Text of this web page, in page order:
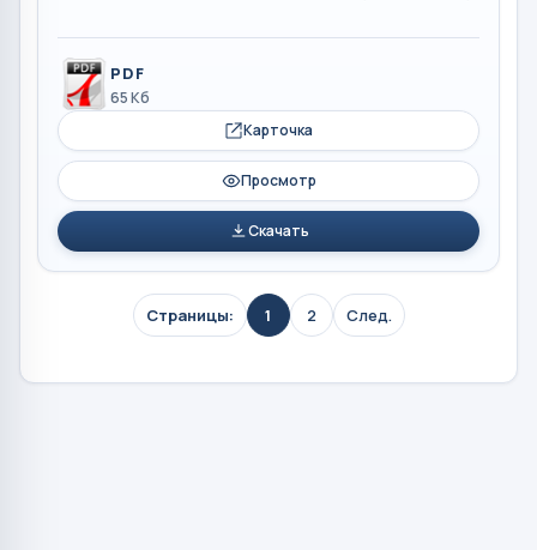
PDF
65 Кб
Карточка
Просмотр
Скачать
Страницы: 1 2 След.